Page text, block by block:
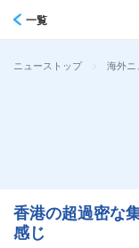
一覧
ニューストップ > 海外ニ
香港の超過密な
感じ